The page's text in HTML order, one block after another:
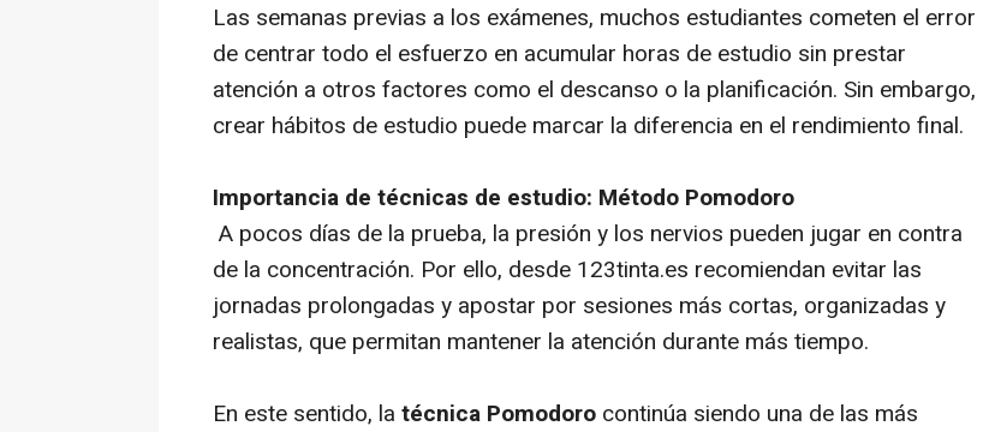
Las semanas previas a los exámenes, muchos estudiantes cometen el error
de centrar todo el esfuerzo en acumular horas de estudio sin prestar
atención a otros factores como el descanso o la planificación. Sin embargo,
crear hábitos de estudio puede marcar la diferencia en el rendimiento final.
Importancia de técnicas de estudio: Método Pomodoro
A pocos días de la prueba, la presión y los nervios pueden jugar en contra
de la concentración. Por ello, desde 123tinta.es recomiendan evitar las
jornadas prolongadas y apostar por sesiones más cortas, organizadas y
realistas, que permitan mantener la atención durante más tiempo.
En este sentido, la técnica Pomodoro continúa siendo una de las más